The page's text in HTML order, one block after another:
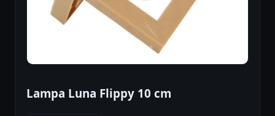
Lampa Luna Flippy 10 cm